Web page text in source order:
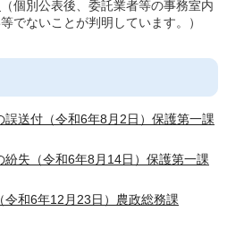
（個別公表後、委託業者等の事務室内
でないことが判明しています。）
送付（令和6年8月2日）保護第一課
失（令和6年8月14日）保護第一課
令和6年12月23日）農政総務課